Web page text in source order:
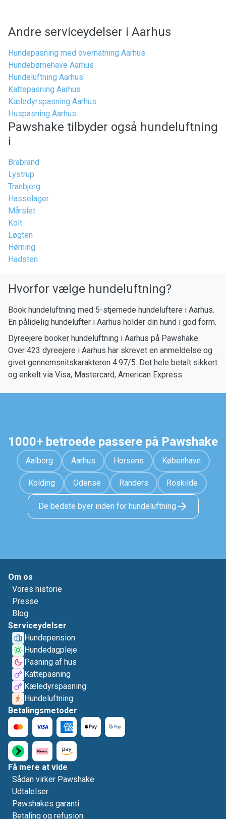
Andre serviceydelser i Aarhus
Hundepasning med overnatning Aarhus
Hundebørnehave Aarhus
Hundeluftning Aarhus
Kattepasning Aarhus
Kæledyrspasning Aarhus
Huspasning Aarhus
Pawshake tilbyder også hundeluftning
i
Brabrand
Lystrup
Tranbjerg
Hasselager
Mårslet
Kolt
Løgten
Hørning
Hadsten
Hvorfor vælge hundeluftning?
Book hundeluftning med 5-stjernede hundeluftere i Aarhus.
En pålidelig hundelufter i Aarhus holder din hund i god form.
Dyreejere booker hundeluftning i Aarhus på Pawshake.
Over 423 dyreejere i Aarhus har skrevet en anmeldelse og
givet gennemsnitskarakteren 4.97/5. Det hele betalt sikkert
og enkelt via Visa, Mastercard, American Express.
1000+ betroede passere på Pawshake
Aalborg Aarhus Horsens København
Kolding Odense Randers Roskilde
De bedste byer inden for hundeluftning
Om os
Vores historie
Presse
Blog
Serviceydelser
Hundepension
Hundedagpleje
Pasning af hus
Kattepasning
Kæledyrspasning
Hundeluftning
Betalingsmetoder
Få mere at vide
Sådan virker Pawshake
Udtalelser
Pawshakes garanti
Betaling og refusion